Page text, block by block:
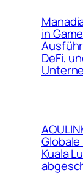
in
DeFi,
Kuala